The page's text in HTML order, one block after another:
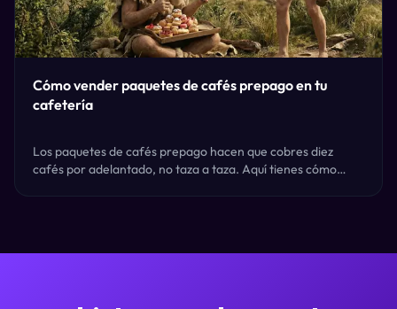
Cómo vender paquetes de cafés prepago en tu
cafetería
Los paquetes de cafés prepago hacen que cobres diez
cafés por adelantado, no taza a taza. Aquí tienes cómo